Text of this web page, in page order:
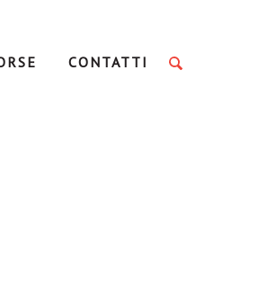
CONTATTI